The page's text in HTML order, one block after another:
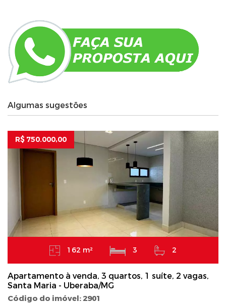
Algumas sugestões
R$ 750.000,00
162 m² 3 2
Apartamento à venda, 3 quartos, 1 suíte, 2 vagas,
Santa Maria - Uberaba/MG
Código do imóvel: 2901